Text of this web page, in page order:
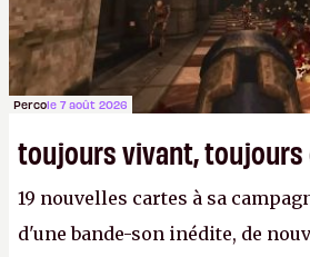
Percole 7 août 2026
toujours vivant, toujours
19 nouvelles cartes à sa
d'une bande-son inédite, de